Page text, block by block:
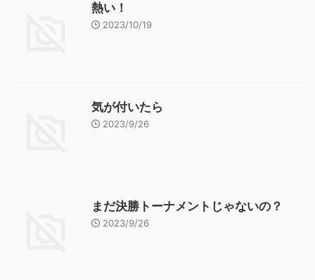
熱い！
2023/10/19
気が付いたら
2023/9/26
まだ決勝トーナメントじゃないの？
2023/9/26